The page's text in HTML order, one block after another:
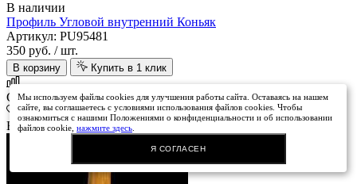
В наличии
Профиль Угловой внутренний Коньяк
Артикул: PU95481
350 руб. / шт.
В корзину Купить в 1 клик
Сравнить
В избранное
Мы используем файлы cookies для улучшения работы сайта. Оставаясь на нашем
сайте, вы соглашаетесь с условиями использования файлов cookies. Чтобы
ознакомиться с нашими Положениями о конфиденциальности и об использовании
файлов cookie,нажмите здесь
Я СОГЛАСЕН